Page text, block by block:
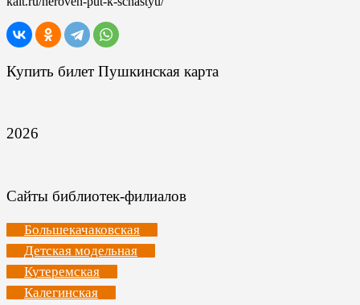
Купить билет Пушкинская карта
2026
Сайты библиотек-филиалов
Большекачаковская
Детская модельная
Кутеремская
Калегинская